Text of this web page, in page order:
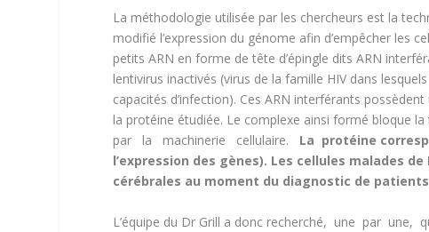
La méthodologie utilisée par les chercheurs est la
modifié l’expression du génome afin d’empêcher les
petits ARN en forme de tête d’épingle dits ARN
lentivirus inactivés (virus de la famille HIV dans
capacités d’infection). Ces ARN interférants
la protéine étudiée. Le complexe ainsi formé
par la machinerie cellulaire. La protéine
l’expression des gènes). Les cellules malades
cérébrales au moment du diagnostic de
L’équipe du Dr Grill a donc recherché, une par